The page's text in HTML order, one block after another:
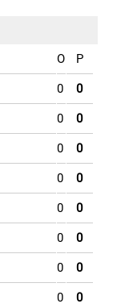
O P
0 0
0 0
0 0
0 0
0 0
0 0
0 0
0 0